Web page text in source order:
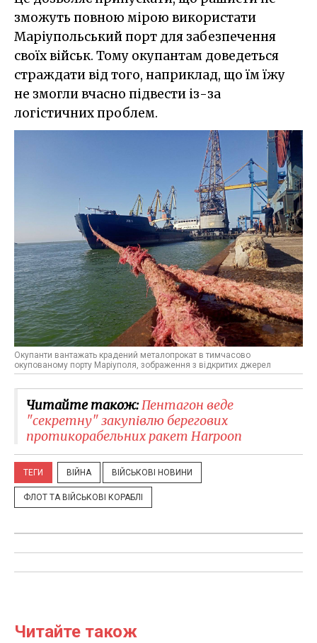
зможуть повною мірою використати
Маріупольський порт для забезпечення
своїх військ. Тому окупантам доведеться
страждати від того, наприклад, що їм їжу
не змогли вчасно підвести із-за
логістичних проблем.
Окупанти вантажать крадений металопрокат в тимчасово
окупованому порту Маріуполя, зображення з відкритих джерел
Читайте також:Пентагон веде
"секретну" закупівлю берегових
протикорабельних ракет Harpoon
ТЕГИ ВІЙНА ВІЙСЬКОВІ НОВИНИ
ФЛОТ ТА ВІЙСЬКОВІ КОРАБЛІ
Читайте також